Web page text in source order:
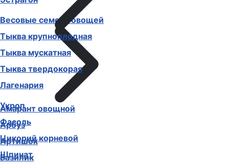
Весовые семена овощей
Амарант овощной
Арбуз
Артишок
Базилик
Тыква крупноплодная
Тыква мускатная
Тыква твердокорая
Лагенария
Укроп
Фасоль
Цикорий корневой
Шпинат